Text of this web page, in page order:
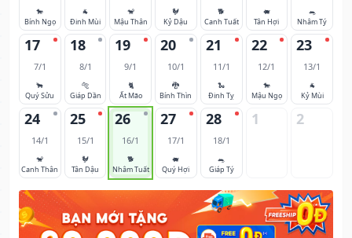
🐎
Bính Ngọ
🐐
Đinh Mùi
🐒
Mậu Thân
🐓
Kỷ Dậu
🐕
Canh Tuất
🐖
Tân Hợi
🐀
Nhâm Tý
17
7/1
🐂
Quý Sửu
18
8/1
🐅
Giáp Dần
19
9/1
🐈
Ất Mão
20
10/1
🐉
Bính Thìn
21
11/1
🐍
Đinh Tỵ
22
12/1
🐎
Mậu Ngọ
23
13/1
🐐
Kỷ Mùi
24
14/1
🐒
Canh Thân
25
15/1
🐓
Tân Dậu
26
16/1
🐕
Nhâm Tuất
27
17/1
🐖
Quý Hợi
28
18/1
🐀
Giáp Tý
1 2